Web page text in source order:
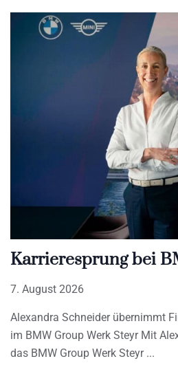
Karrieresprung bei
7. August 2026
Alexandra Schneider übernimmt
im BMW Group Werk Steyr Mit
das BMW Group Werk Steyr